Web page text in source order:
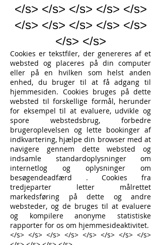
</s> </s> </s> </s> </s>
</s> </s> </s> </s> </s>
</s> </s>
Cookies er tekstfiler, der genereres af et
websted og placeres på din computer
eller på en hvilken som helst anden
enhed, du bruger til at få adgang til
hjemmesiden. Cookies bruges på dette
websted til forskellige formål, herunder
for eksempel til at evaluere, udvikle og
spore webstedsbrug, forbedre
brugeroplevelsen og lette bookinger af
indkvartering, hjælpe din browser med at
navigere gennem dette websted og
indsamle standardoplysninger om
internetlog og oplysninger om
besøgendeadfærd . Cookies fra
tredjeparter letter målrettet
markedsføring på dette og andre
websteder, og de bruges til at evaluere
og kompilere anonyme statistiske
rapporter for os om hjemmesideaktivitet.
</s> </s> </s> </s> </s> </s> </s> </s>